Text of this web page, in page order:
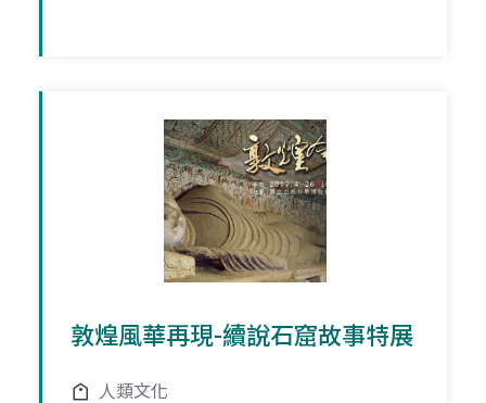
敦煌風華再現-續說石窟故事特展
人類文化